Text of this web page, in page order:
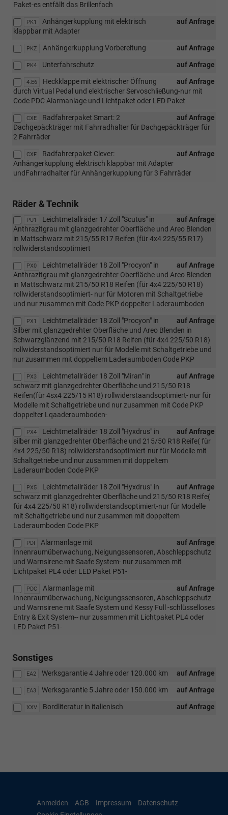
Paket-es entfällt das Brillenfach
PK1 auf Anfrage
Anhängerkupplung mit elektrisch
klappbar mit Adapter
PKZ auf Anfrage
Anhängerkupplung Vorbereitung
PK4 auf Anfrage
Unterfahrschutz
4.E6 auf Anfrage
Heckklappe mit elektrischer Öffnung
durch Virtual Pedal und elektrischer Servoschließung-nur mit
Code PDC Alarmanlage und Lichtpaket oder LED Paket
CXE auf Anfrage
Radfahrerpaket Smart: 2
Dachgepäckträger mit Fahrradhalter für Dachgepäckträger für
2 Fahrräder
CXF auf Anfrage
Radfahrerpaket Clever:
Anhängerkupplung elektrisch klappbar mit Adapter
undFahrradhalter für Anhängerkupplung für 3 Fahrräder
Räder & Technik
PU1 auf Anfrage
Leichtmetallräder 17 Zoll "Scutus" in
Anthrazitgrau mit glanzgedrehter Oberfläche und Areo Blenden
in Mattschwarz mit 215/55 R17 Reifen (für 4x4 225/55 R17)
rollwiderstandsoptimiert
PX0 auf Anfrage
Leichtmetallräder 18 Zoll "Procyon" in
Anthrazitgrau mit glanzgedrehter Oberfläche und Areo Blenden
in Mattschwarz mit 215/50 R18 Reifen (für 4x4 225/50 R18)
rollwiderstandsoptimiert- nur für Motoren mit Schaltgetriebe
und nur zusammen mit Code PKP doppelter Laderaumboden
PX1 auf Anfrage
Leichtmetallräder 18 Zoll "Procyon" in
Silber mit glanzgedrehter Oberfläche und Areo Blenden in
Schwarzglänzend mit 215/50 R18 Reifen (für 4x4 225/50 R18)
rollwiderstandsoptimiert nur für Modelle mit Schaltgetriebe und
nur zusammen mit doppeltem Laderaumboden Code PKP
PX3 auf Anfrage
Leichtmetallräder 18 Zoll "Miran" in
schwarz mit glanzgedrehter Oberfläche und 215/50 R18
Reifen(für 4sx4 225/15 R18) rollwiderstaandsoptimiert- nur für
Modelle mit Schaltgetriebe und nur zusammen mit Code PKP
doppelter Lqaaderaumboden-
PX4 auf Anfrage
Leichtmetallräder 18 Zoll "Hyxdrus" in
silber mit glanzgedrehter Oberfläche und 215/50 R18 Reife( für
4x4 225/50 R18) rollwiderstandsoptimiert-nur für Modelle mit
Schaltgetriebe und nur zusammen mit doppeltem
Laderaumboden Code PKP
PX5 auf Anfrage
Leichtmetallräder 18 Zoll "Hyxdrus" in
schwarz mit glanzgedrehter Oberfläche und 215/50 R18 Reife(
für 4x4 225/50 R18) rollwiderstandsoptimiert-nur für Modelle
mit Schaltgetriebe und nur zusammen mit doppeltem
Laderaumboden Code PKP
PDI auf Anfrage
Alarmanlage mit
Innenraumüberwachung, Neigungssensoren, Abschleppschutz
und Warnsirene mit Saafe System- nur zusammen mit
Lichtpaket PL4 oder LED Paket P51-
PDC auf Anfrage
Alarmanlage mit
Innenraumüberwachung, Neigungssensoren, Abschleppschutz
und Warnsirene mit Saafe System und Kessy Full -schlüsselloses
Entry & Exit System-- nur zusammen mit Lichtpaket PL4 oder
LED Paket P51-
Sonstiges
EA2 auf Anfrage
Werksgarantie 4 Jahre oder 120.000 km
EA3 auf Anfrage
Werksgarantie 5 Jahre oder 150.000 km
XXV auf Anfrage
Bordliteratur in italienisch
Anmelden AGB Impressum
Datenschutz